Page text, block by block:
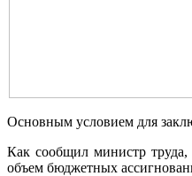
Основным условием для
Как сообщил министр труда,
объем бюджетных